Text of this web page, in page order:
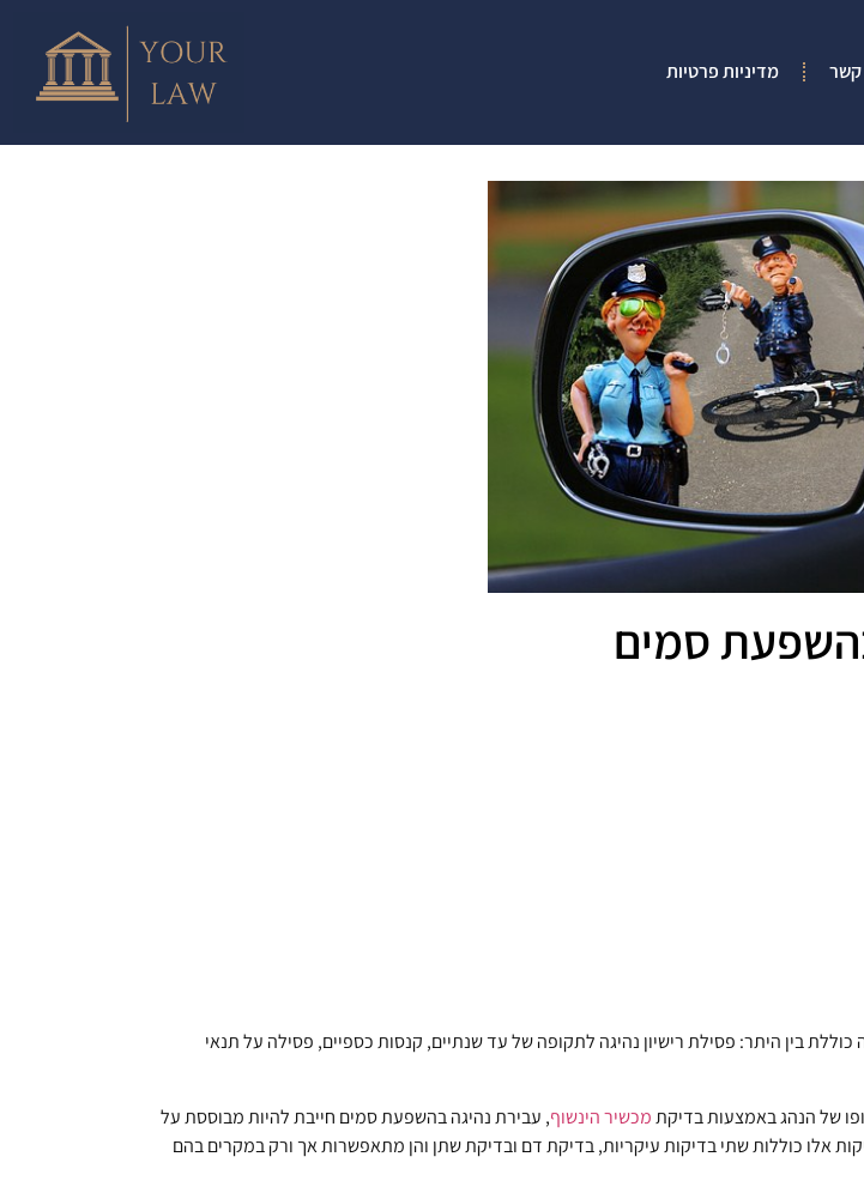
קשר מדיניות פרטיות
סמים
בין היתר: פסילת רישיון נהיגה לתקופה של עד שנתיים, קנסות כספיים, פסילה על תנאי
של הנהג באמצעות בדיקתמכשיר הינשוף, עבירת נהיגה בהשפעת סמים חייבת להיות מבוססת על
אלו כוללות שתי בדיקות עיקריות, בדיקת דם ובדיקת שתן והן מתאפשרות אך ורק במקרים בהם